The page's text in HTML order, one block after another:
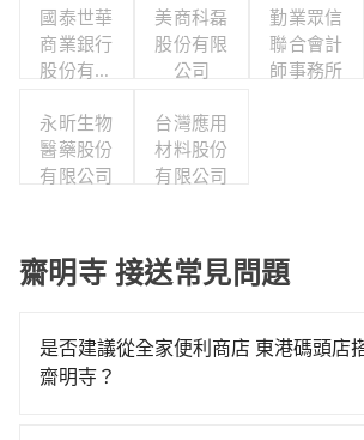
國泰世華
商業銀行
股份有限
美商科磊
股份有限
公司
勤業眾信
聯合會計
師事務所
永昕生物
醫藥股份
有限公司
台灣應用
材料股份
有限公司
齋明寺 接送常見問題
是否建議從全家便利商店 東港碼頭店
齋明寺？